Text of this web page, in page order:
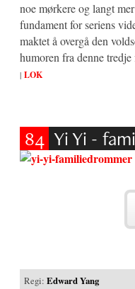
noe mørkere og langt
fundament for seriens
maktet å overgå den
humoren fra denne
| LOK
84 Yi Yi -
Regi:Edward Yang